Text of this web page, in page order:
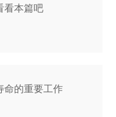
看本篇吧
命的重要工作